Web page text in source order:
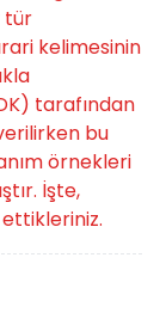
tür
kelimesinin
tarafından
bu
örnekleri
İşte,
ettikleriniz.